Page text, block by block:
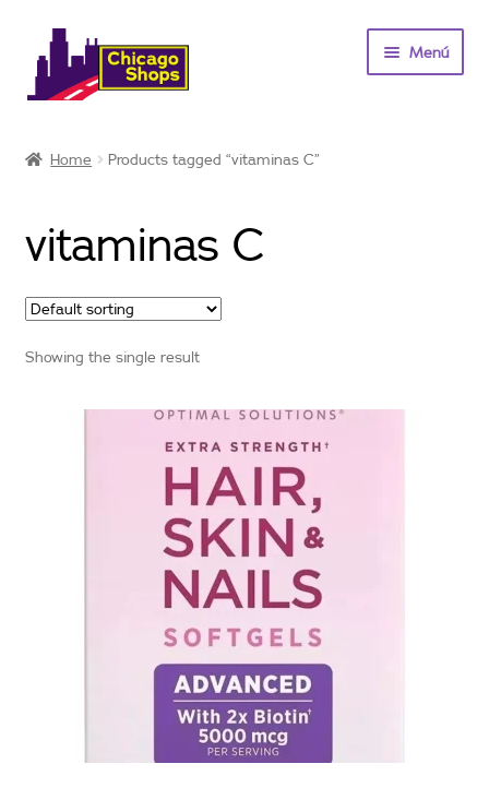
Saltar
navegación
al
contenido
Menú
Ofertas
Contacto
Home Products tagged “vitaminas C”
vitaminas C
Showing the single result